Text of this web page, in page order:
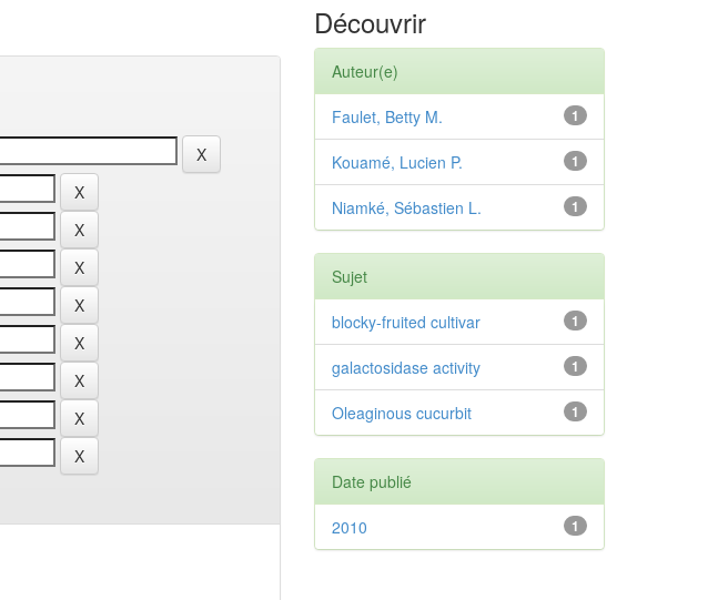
Découvrir
Auteur(e)
1
Faulet, Betty M.
1
Kouamé, Lucien P.
1
Niamké, Sébastien L.
Sujet
1
blocky-fruited cultivar
1
galactosidase activity
1
Oleaginous cucurbit
Date publié
1
2010